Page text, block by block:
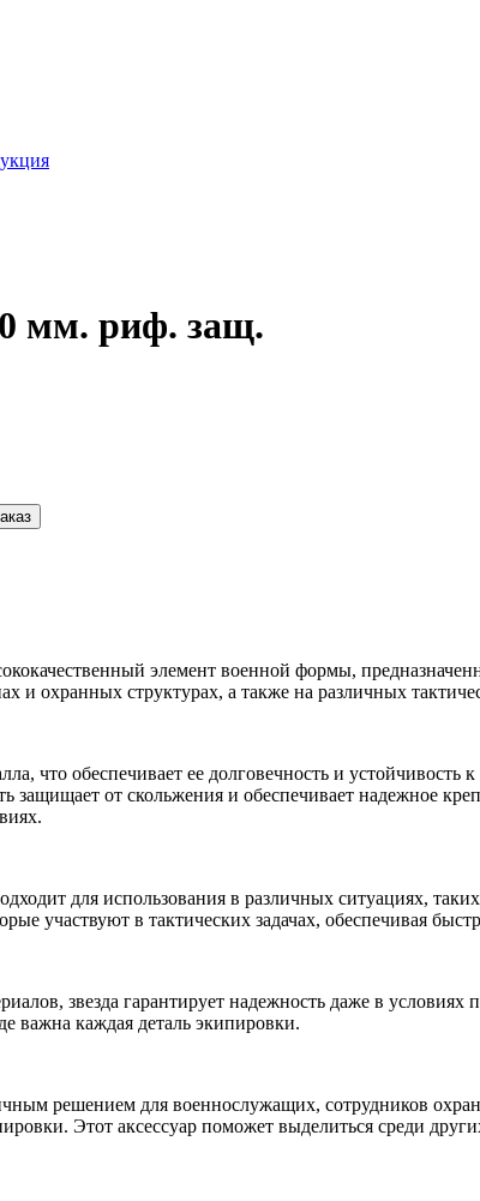
мм. риф. защ.
элемент военной формы,
и охранных структурах, а также на различных
что обеспечивает ее долговечность и
защищает от скольжения и обеспечивает надежное
для использования в различных ситуациях,
участвуют в тактических задачах, обеспечивая
звезда гарантирует надежность даже в
важна каждая деталь экипировки.
решением для военнослужащих, сотрудников
Этот аксессуар поможет выделиться среди